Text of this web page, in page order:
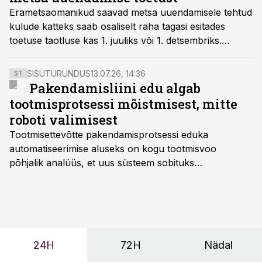
Erametsaomanikud saavad metsa uuendamisele tehtud
kulude katteks saab osaliselt raha tagasi esitades
toetuse taotluse kas 1. juuliks või 1. detsembriks.
Kuivõrd esimene tähtaeg on kohe saabumas, tuletab
Erametsakeskus meelde, et metsauuendamise toetust
saab taotleda ainult metsaühistu kaudu. Taotluse
kokkupanek vajab mõnevõrra aega, ei tasu selle
koostamist jätta viimasele hetkele.
ST SISUTURUNDUS13.07.26, 14:36
Pakendamisliini edu algab
tootmisprotsessi mõistmisest, mitte
roboti valimisest
Tootmisettevõtte pakendamisprotsessi eduka
automatiseerimise aluseks on kogu tootmisvoo
põhjalik analüüs, et uus süsteem sobituks
OÜ tegevjuht Sander Mitendorf.
24H 72H Nädal